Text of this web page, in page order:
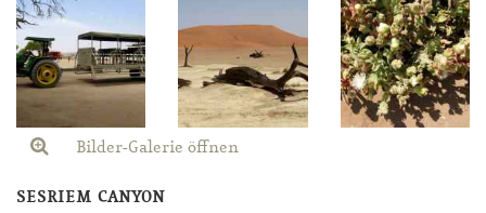
Bilder-Galerie öffnen
SESRIEM CANYON